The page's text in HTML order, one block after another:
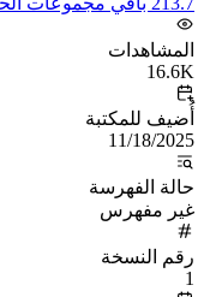
المشاهدات
16.6K
أُضيف للمكتبة
11/18/2025
حالة الفهرسة
غير مفهرس
رقم النسخة
1